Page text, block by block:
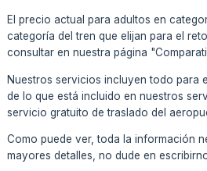
El precio actual para adultos en
categoría del tren que elijan para el
consultar en nuestra página
Nuestros servicios incluyen todo para
de lo que está incluido en nuestros
servicio gratuito de traslado del
Como puede ver, toda la información
mayores detalles, no dude en